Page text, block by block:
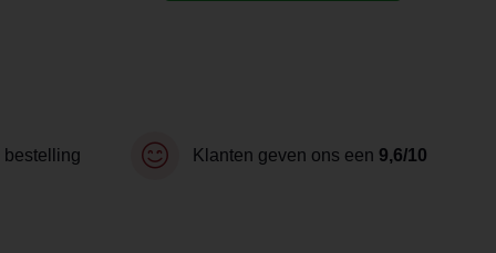
bestelling Klanten geven ons een 9,6/10